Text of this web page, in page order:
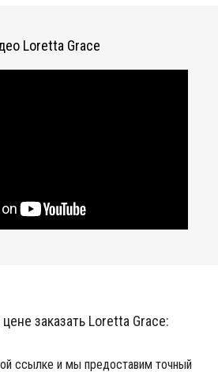
Loretta Grace
заказать Loretta Grace:
ссылке и мы предоставим точный